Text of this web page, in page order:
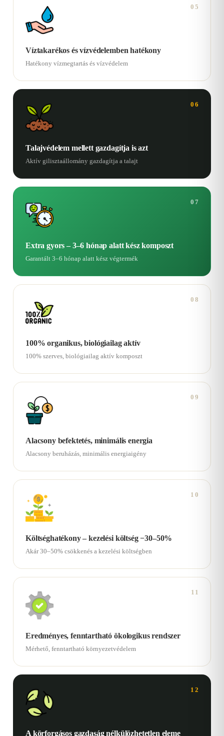
05
Víztakarékos és vízvédelemben hatékony
Hatékony vízmegtartás és vízvédelem
06
Talajvédelem mellett gazdagítja is azt
Aktív gilisztaállomány gazdagítja a talajt
07
Extra gyors – 3–6 hónap alatt kész komposzt
Garantált 3–6 hónap alatt kész végtermék
08
100% organikus, biológiailag aktív
100% szerves, biológiailag aktív komposzt
09
Alacsony befektetés, minimális energia
Alacsony beruházás, minimális energiaigény
10
Költséghatékony – kezelési költség −30–50%
Akár 30–50% csökkenés a kezelési költségben
11
Eredményes, fenntartható ökologikus rendszer
Mérhető, fenntartható környezetvédelem
12
A körforgásos gazdaság nélkülözhetetlen eleme